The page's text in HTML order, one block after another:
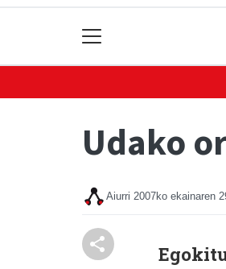
Udako
Aiurri 2007ko ekainaren